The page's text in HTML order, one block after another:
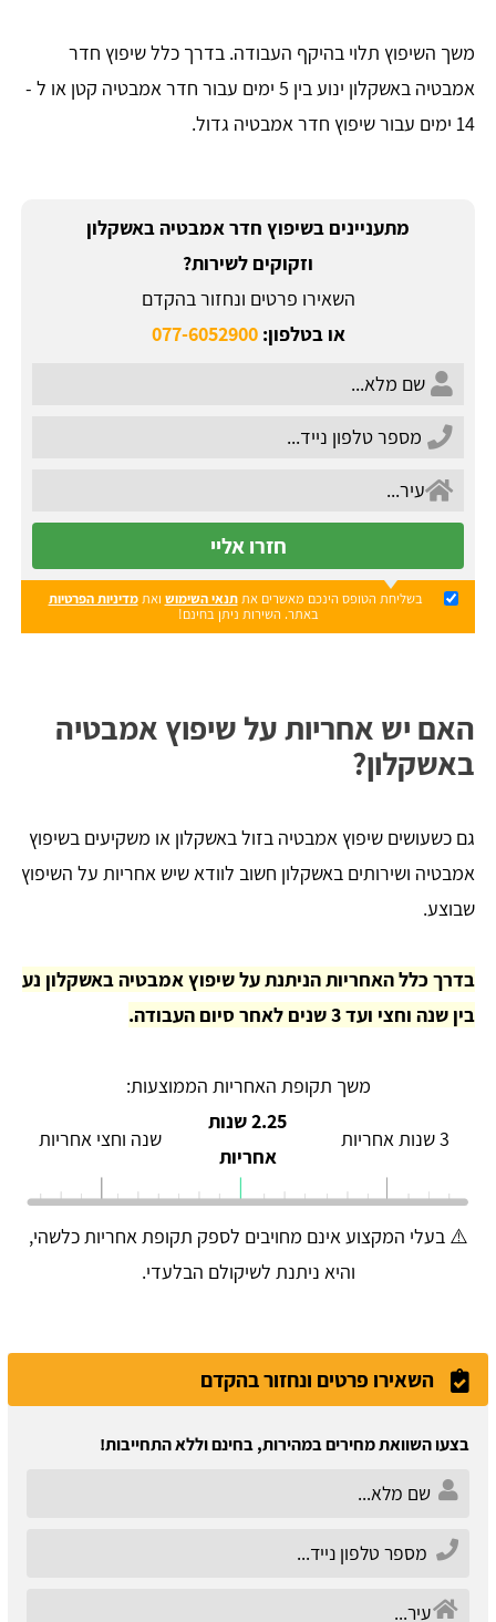
משך השיפוץ תלוי בהיקף העבודה. בדרך כלל שיפוץ חדר
אמבטיה באשקלון ינוע בין 5 ימים עבור חדר אמבטיה קטן או ל -
14 ימים עבור שיפוץ חדר אמבטיה גדול.
מתעניינים בשיפוץ חדר אמבטיה באשקלון
וזקוקים לשירות?
השאירו פרטים ונחזור בהקדם
או בטלפון:077-6052900
חזרו אליי
בשליחת הטופס הינכם מאשרים אתתנאי השימוש ואתמדיניות הפרטיות
באתר. השירות ניתן בחינם!
האם יש אחריות על שיפוץ אמבטיה
באשקלון?
גם כשעושים שיפוץ אמבטיה בזול באשקלון או משקיעים בשיפוץ
אמבטיה ושירותים באשקלון חשוב לוודא שיש אחריות על השיפוץ
שבוצע.
בדרך כלל האחריות הניתנת על שיפוץ אמבטיה באשקלון נע
בין שנה וחצי ועד 3 שנים לאחר סיום העבודה.
משך תקופת האחריות הממוצעות:
3 שנות אחריות
2.25 שנות
אחריות
שנה וחצי אחריות
⚠️ בעלי המקצוע אינם מחויבים לספק תקופת אחריות כלשהי,
והיא ניתנת לשיקולם הבלעדי.
השאירו פרטים ונחזור בהקדם
בצעו השוואת מחירים במהירות, בחינם וללא התחייבות!